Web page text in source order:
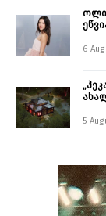
6
5